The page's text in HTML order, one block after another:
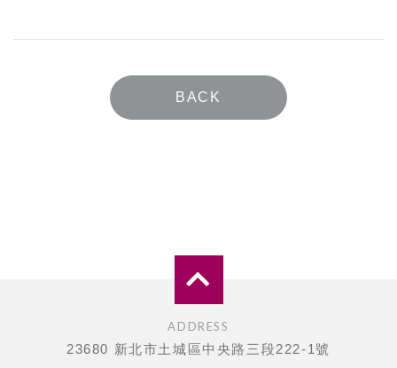
BACK
ADDRESS
23680 新北市土城區中央路三段222-1號